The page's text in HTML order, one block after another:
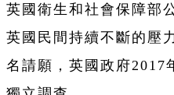
英國衛生和社會保障部
英國民間持續不斷的壓
名請願，英國政府2017